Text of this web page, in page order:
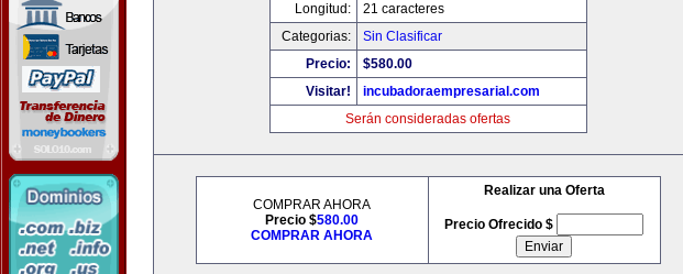
Longitud:
21 caracteres
Categorias:
Sin Clasificar
Precio:
$580.00
Visitar!
incubadoraempresarial.com
Serán consideradas ofertas
COMPRAR AHORA
Precio $580.00
COMPRAR AHORA
Realizar una Oferta
Precio Ofrecido $